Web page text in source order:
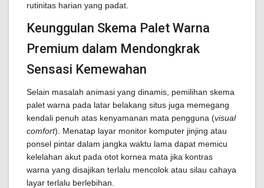
rutinitas harian yang padat.
Keunggulan Skema Palet Warna
Premium dalam Mendongkrak
Sensasi Kemewahan
Selain masalah animasi yang dinamis, pemilihan skema
palet warna pada latar belakang situs juga memegang
kendali penuh atas kenyamanan mata pengguna (visual
comfort). Menatap layar monitor komputer jinjing atau
ponsel pintar dalam jangka waktu lama dapat memicu
kelelahan akut pada otot kornea mata jika kontras
warna yang disajikan terlalu mencolok atau silau cahaya
layar terlalu berlebihan.